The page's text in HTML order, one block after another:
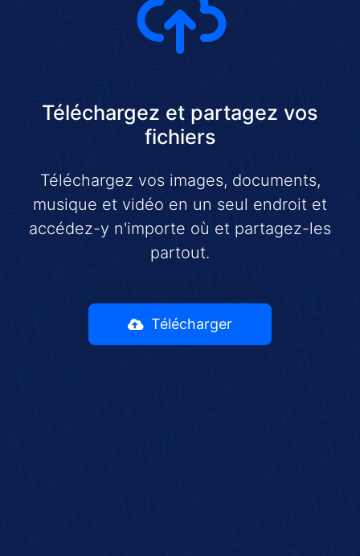
Téléchargez et partagez vos
fichiers
Téléchargez vos images, documents,
musique et vidéo en un seul endroit et
accédez-y n'importe où et partagez-les
partout.
Télécharger